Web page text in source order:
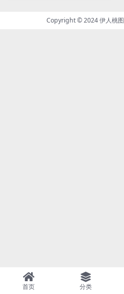
Copyright © 2024伊人桃图
首页 分类